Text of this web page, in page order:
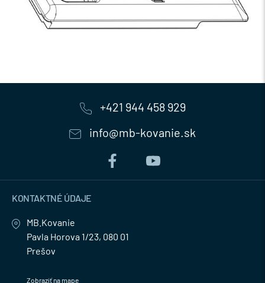
+421 944 458 929
info@mb-kovanie.sk
KONTAKTNÉ ÚDAJE
MB.Kovanie
Pavla Horova 1/23, 080 01
Prešov
Zobraziť na mape